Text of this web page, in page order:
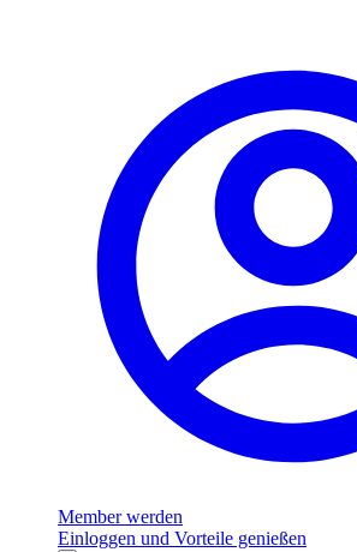
Member werden
Einloggen und Vorteile genießen